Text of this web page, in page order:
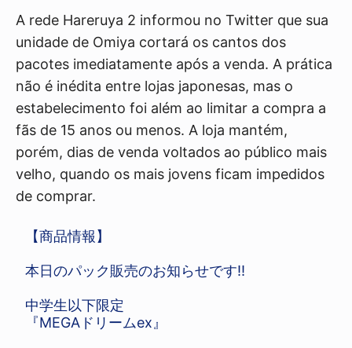
A rede Hareruya 2 informou no Twitter que sua
unidade de Omiya cortará os cantos dos
pacotes imediatamente após a venda. A prática
não é inédita entre lojas japonesas, mas o
estabelecimento foi além ao limitar a compra a
fãs de 15 anos ou menos. A loja mantém,
porém, dias de venda voltados ao público mais
velho, quando os mais jovens ficam impedidos
de comprar.
【商品情報】
本日のパック販売のお知らせです‼️
中学生以下限定
『MEGAドリームex』